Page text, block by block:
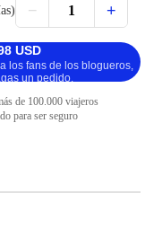
− 1 +
USD
los fans de los blogueros,
un pedido.
de 100.000 viajeros
para ser seguro